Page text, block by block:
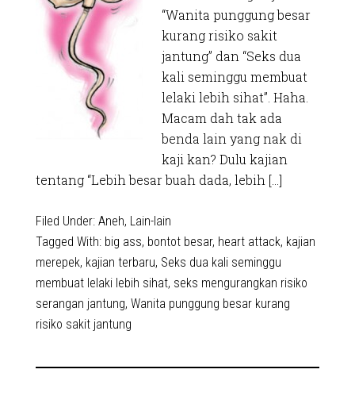
“Wanita punggung besar
kurang risiko sakit
jantung” dan “Seks dua
kali seminggu membuat
lelaki lebih sihat”. Haha.
Macam dah tak ada
benda lain yang nak di
kaji kan? Dulu kajian
tentang “Lebih besar buah dada, lebih […]
Filed Under: Aneh, Lain-lain
Tagged With: big ass, bontot besar, heart attack, kajian
merepek, kajian terbaru, Seks dua kali seminggu
membuat lelaki lebih sihat, seks mengurangkan risiko
serangan jantung, Wanita punggung besar kurang
risiko sakit jantung